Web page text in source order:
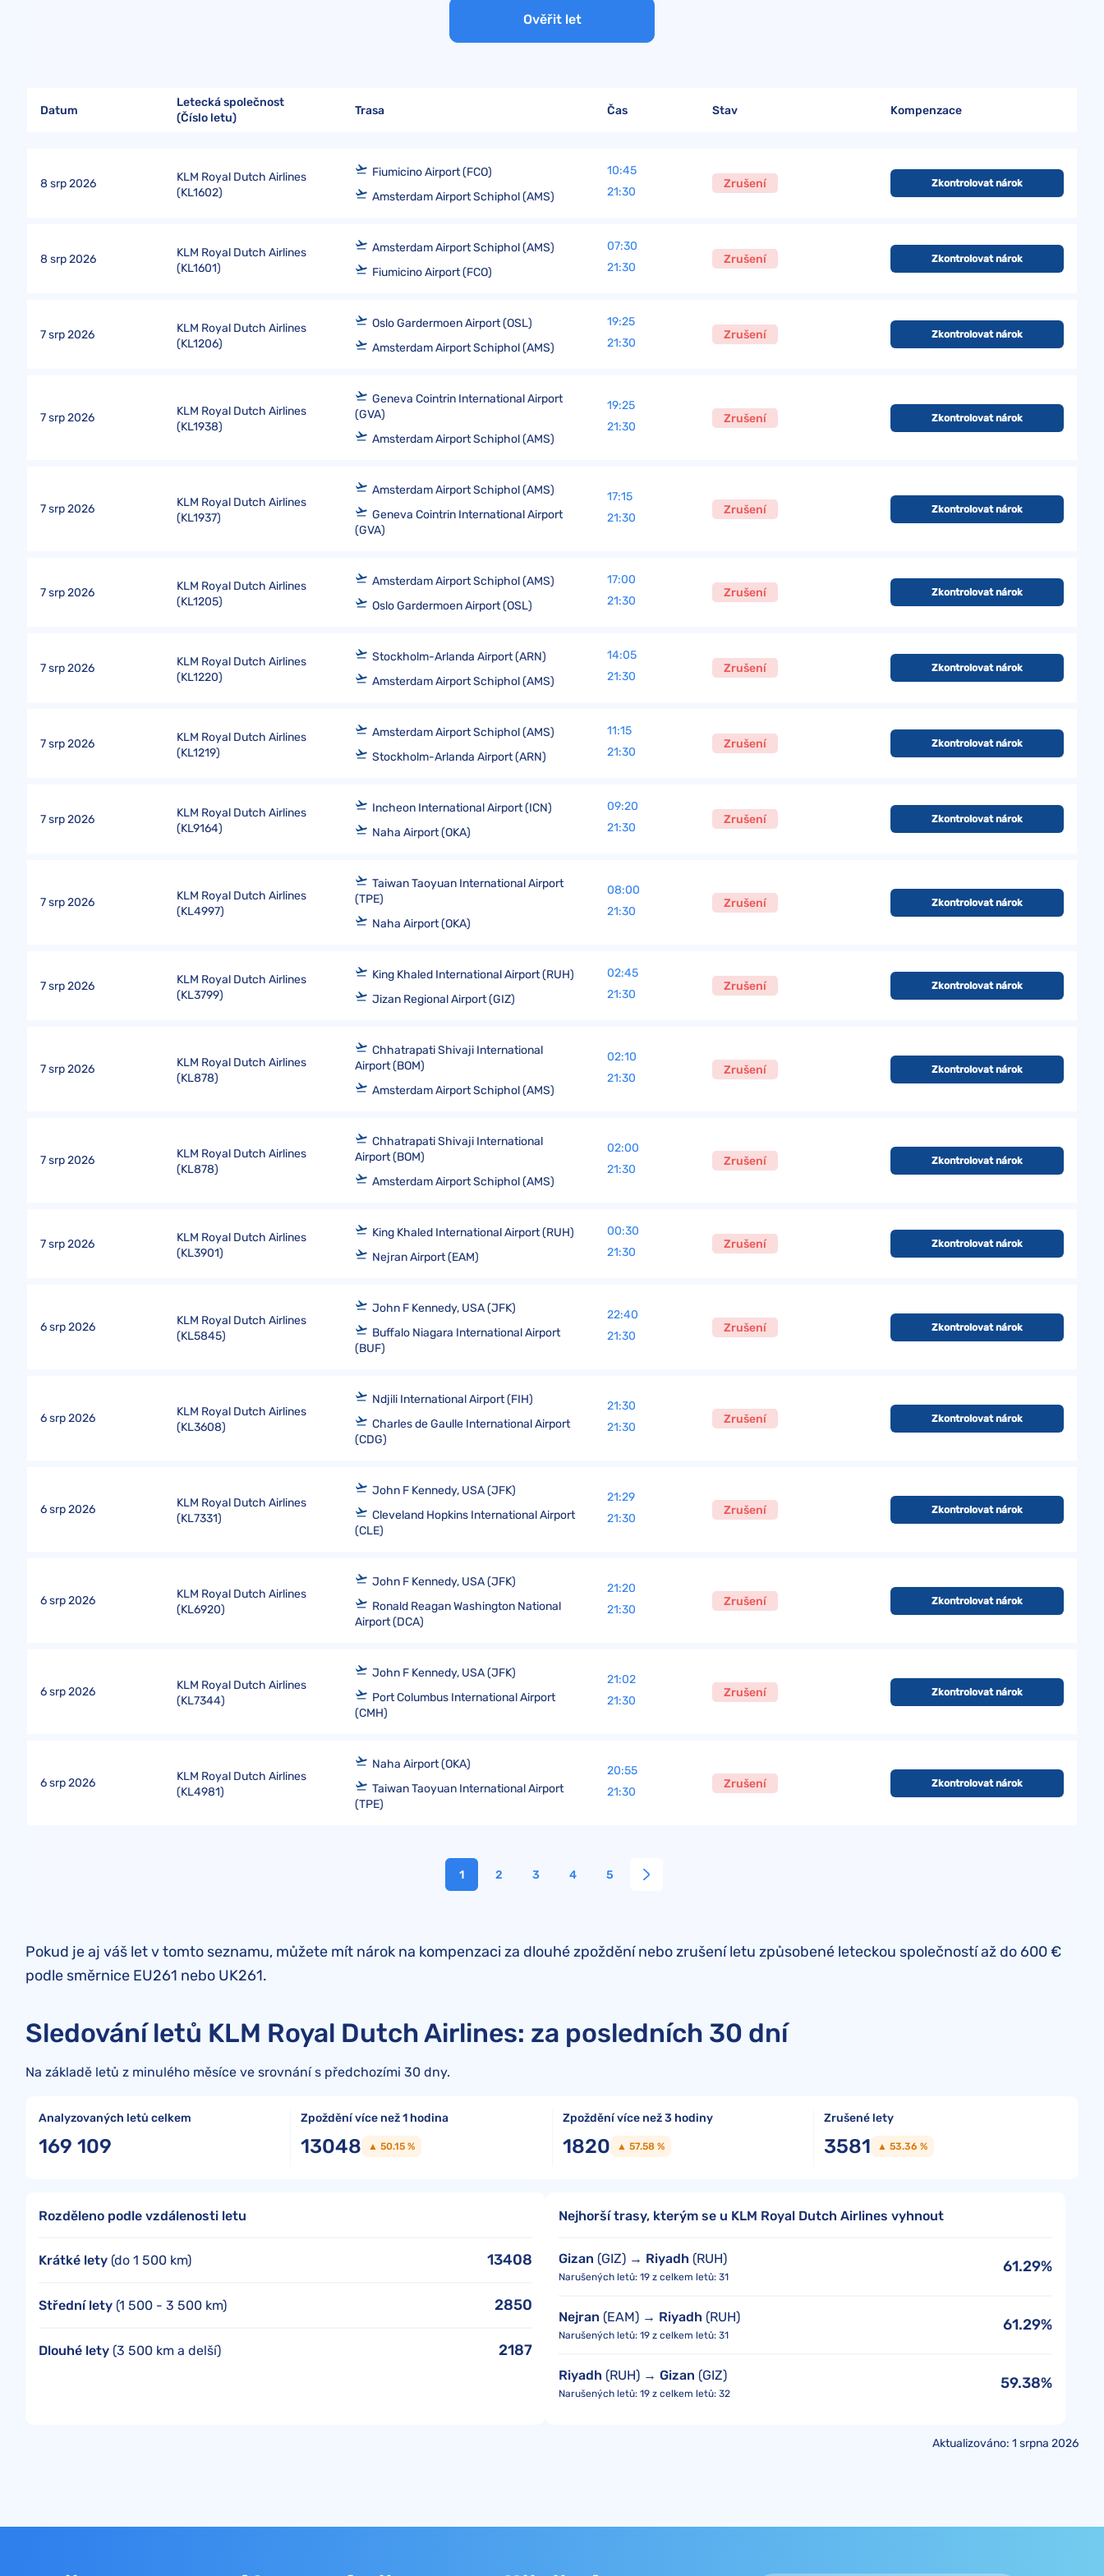
easyJet kompenzace
Smartwings kompenzace
Varšavská úmluva
Ověřit let
Datum
Letecká společnost
(Číslo letu)
Trasa Čas Stav Kompenzace
8 srp 2026
KLM Royal Dutch Airlines
(KL1602)
Fiumicino Airport (FCO)
Amsterdam Airport Schiphol (AMS)
10:45
21:30
Zrušení Zkontrolovat nárok
8 srp 2026
KLM Royal Dutch Airlines
(KL1601)
Amsterdam Airport Schiphol (AMS)
Fiumicino Airport (FCO)
07:30
21:30
Zrušení Zkontrolovat nárok
7 srp 2026
KLM Royal Dutch Airlines
(KL1206)
Oslo Gardermoen Airport (OSL)
Amsterdam Airport Schiphol (AMS)
19:25
21:30
Zrušení Zkontrolovat nárok
7 srp 2026
KLM Royal Dutch Airlines
(KL1938)
Geneva Cointrin International Airport
(GVA)
Amsterdam Airport Schiphol (AMS)
19:25
21:30
Zrušení Zkontrolovat nárok
7 srp 2026
KLM Royal Dutch Airlines
(KL1937)
Amsterdam Airport Schiphol (AMS)
Geneva Cointrin International Airport
(GVA)
17:15
21:30
Zrušení Zkontrolovat nárok
7 srp 2026
KLM Royal Dutch Airlines
(KL1205)
Amsterdam Airport Schiphol (AMS)
Oslo Gardermoen Airport (OSL)
17:00
21:30
Zrušení Zkontrolovat nárok
7 srp 2026
KLM Royal Dutch Airlines
(KL1220)
Stockholm-Arlanda Airport (ARN)
Amsterdam Airport Schiphol (AMS)
14:05
21:30
Zrušení Zkontrolovat nárok
7 srp 2026
KLM Royal Dutch Airlines
(KL1219)
Amsterdam Airport Schiphol (AMS)
Stockholm-Arlanda Airport (ARN)
11:15
21:30
Zrušení Zkontrolovat nárok
7 srp 2026
KLM Royal Dutch Airlines
(KL9164)
Incheon International Airport (ICN)
Naha Airport (OKA)
09:20
21:30
Zrušení Zkontrolovat nárok
7 srp 2026
KLM Royal Dutch Airlines
(KL4997)
Taiwan Taoyuan International Airport
(TPE)
Naha Airport (OKA)
08:00
21:30
Zrušení Zkontrolovat nárok
7 srp 2026
KLM Royal Dutch Airlines
(KL3799)
King Khaled International Airport (RUH)
Jizan Regional Airport (GIZ)
02:45
21:30
Zrušení Zkontrolovat nárok
7 srp 2026
KLM Royal Dutch Airlines
(KL878)
Chhatrapati Shivaji International
Airport (BOM)
Amsterdam Airport Schiphol (AMS)
02:10
21:30
Zrušení Zkontrolovat nárok
7 srp 2026
KLM Royal Dutch Airlines
(KL878)
Chhatrapati Shivaji International
Airport (BOM)
Amsterdam Airport Schiphol (AMS)
02:00
21:30
Zrušení Zkontrolovat nárok
7 srp 2026
KLM Royal Dutch Airlines
(KL3901)
King Khaled International Airport (RUH)
Nejran Airport (EAM)
00:30
21:30
Zrušení Zkontrolovat nárok
6 srp 2026
KLM Royal Dutch Airlines
(KL5845)
John F Kennedy, USA (JFK)
Buffalo Niagara International Airport
(BUF)
22:40
21:30
Zrušení Zkontrolovat nárok
6 srp 2026
KLM Royal Dutch Airlines
(KL3608)
Ndjili International Airport (FIH)
Charles de Gaulle International Airport
(CDG)
21:30
21:30
Zrušení Zkontrolovat nárok
6 srp 2026
KLM Royal Dutch Airlines
(KL7331)
John F Kennedy, USA (JFK)
Cleveland Hopkins International Airport
(CLE)
21:29
21:30
Zrušení Zkontrolovat nárok
6 srp 2026
KLM Royal Dutch Airlines
(KL6920)
John F Kennedy, USA (JFK)
Ronald Reagan Washington National
Airport (DCA)
21:20
21:30
Zrušení Zkontrolovat nárok
6 srp 2026
KLM Royal Dutch Airlines
(KL7344)
John F Kennedy, USA (JFK)
Port Columbus International Airport
(CMH)
21:02
21:30
Zrušení Zkontrolovat nárok
6 srp 2026
KLM Royal Dutch Airlines
(KL4981)
Naha Airport (OKA)
Taiwan Taoyuan International Airport
(TPE)
20:55
21:30
Zrušení Zkontrolovat nárok
1 2 3 4 5
Pokud je aj váš let v tomto seznamu, můžete mít nárok na kompenzaci za dlouhé zpoždění nebo zrušení letu způsobené leteckou společností až do 600 €
podle směrnice EU261 nebo UK261.
Sledování letů KLM Royal Dutch Airlines: za posledních 30 dní
Na základě letů z minulého měsíce ve srovnání s předchozími 30 dny.
Analyzovaných letů celkem
169 109
Zpoždění více než 1 hodina
13048 ▲ 50.15 %
Zpoždění více než 3 hodiny
1820 ▲ 57.58 %
Zrušené lety
3581 ▲ 53.36 %
Rozděleno podle vzdálenosti letu
Krátké lety (do 1 500 km) 13408
Střední lety (1 500 - 3 500 km) 2850
Dlouhé lety (3 500 km a delší) 2187
Nejhorší trasy, kterým se u KLM Royal Dutch Airlines vyhnout
Gizan (GIZ) → Riyadh (RUH)
Narušených letů: 19 z celkem letů: 31
61.29%
Nejran (EAM) → Riyadh (RUH)
Narušených letů: 19 z celkem letů: 31
61.29%
Riyadh (RUH) → Gizan (GIZ)
Narušených letů: 19 z celkem letů: 32
59.38%
Aktualizováno: 1 srpna 2026